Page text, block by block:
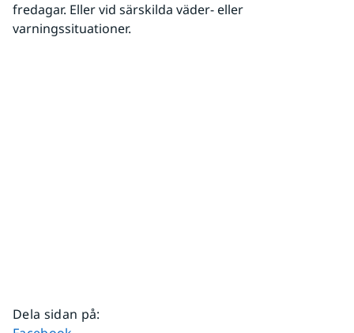
fredagar. Eller vid särskilda väder- eller
varningssituationer.
Dela sidan på: